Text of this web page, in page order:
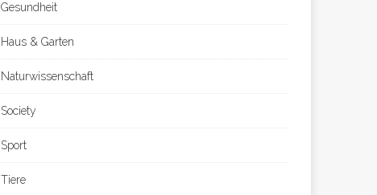
Gesundheit
Haus & Garten
Naturwissenschaft
Society
Sport
Tiere